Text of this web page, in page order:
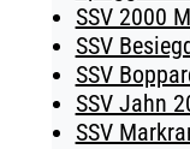
SSV 2000
SSV
SSV
SSV Jahn
SSV